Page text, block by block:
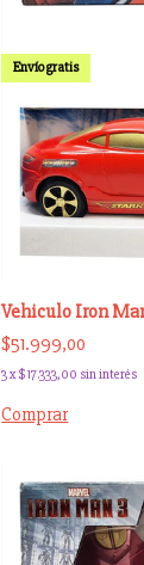
Envío gratis
Vehiculo Iron
$51.999,00
3x$17.333,00 sin interés
Comprar